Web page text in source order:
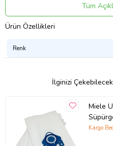
Dikkat Edilmesi Gerekenler;
* Süpürgenizin altındaki
siparişinizi verdiğiniz takdirde
* Almak istediğiniz ürünün
yer alan model bilgisini
* Belirtilen markalar ve model
marka ve modelleri belirtmek için
herhangi bir iş ortaklığı yoktur.
Tüm
Ürün Özellikleri
Renk
İlginizi
Miele
Kargo